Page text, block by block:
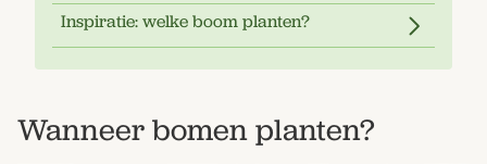
Inspiratie: welke boom planten?
Wanneer bomen planten?